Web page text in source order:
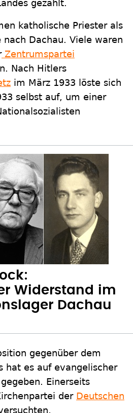
gezählt.
katholische Priester als
Dachau. Viele waren
Zentrumspartei
Nach Hitlers
im März 1933 löste sich
selbst auf, um einer
Widerstand im
Dachau
gegenüber dem
hat es auf evangelischer
Einerseits
der Deutschen